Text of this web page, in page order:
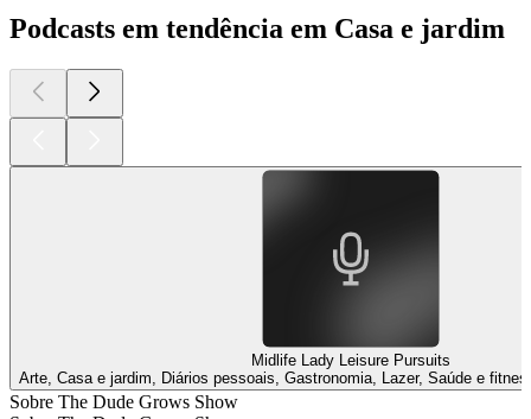
Podcasts em tendência em Casa e jardim
Midlife Lady Leisure Pursuits
Arte, Casa e jardim, Diários pessoais, Gastronomia, Lazer, Saúde e
Sobre The Dude Grows Show